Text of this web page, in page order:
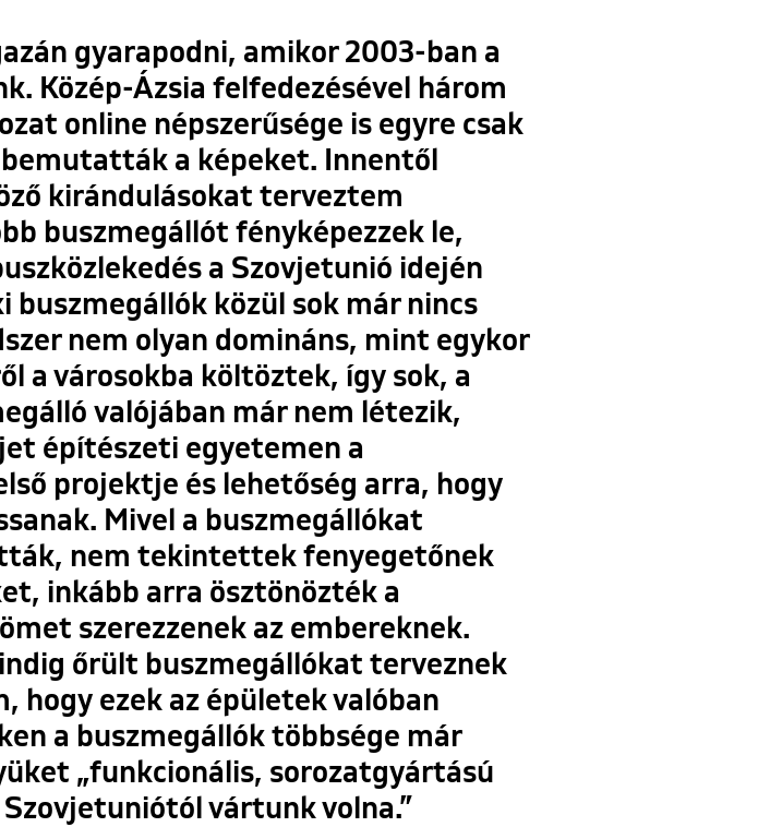
gyarapodni, amikor 2003-ban a
Közép-Ázsia felfedezésével három
online népszerűsége is egyre csak
a képeket. Innentől
kirándulásokat terveztem
buszmegállót fényképezzek le,
a Szovjetunió idején
buszmegállók közül sok már nincs
nem olyan domináns, mint egykor
a városokba költöztek, így sok, a
valójában már nem létezik,
építészeti egyetemen a
projektje és lehetőség arra, hogy
Mivel a buszmegállókat
nem tekintettek fenyegetőnek
inkább arra ösztönözték a
szerezzenek az embereknek.
őrült buszmegállókat terveznek
hogy ezek az épületek valóban
a buszmegállók többsége már
„funkcionális, sorozatgyártású
vártunk volna.”